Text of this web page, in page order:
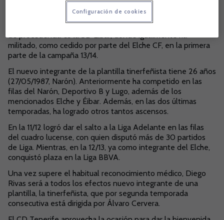
Diego Rivas se convertirá en nuevo guardameta del CD
Tenerife. El futbolista gallego militará como cedido en el
conjunto blanquiazul hasta el próximo 30 de junio. Su club
de procedencia es la SD Éibar, donde igualmente ha
militado, como cedido por parte del Elche CF, en la primera
parte de la campaña 13/14.
El nuevo integrante de la plantilla tinerfeñista tiene 26 años
(27/05/1987, Narón). Anteriormente ha competido en las
filas del Narón, Deportivo B y Lugo, además de los
mencionados Elche y Éibar. Además, en las dos últimas
temporadas, ha logrado otros tantos ascensos.
En la 11/12 logró dar el salto a la Liga Adelante en las filas
del cuadro lucense, con quien disputó más de 30 partidos
de Liga. Mientras, en la 12/13, ya como integrante del Elche,
conquistó plaza en la Liga BBVA.
Una vez supere el habitual reconocimiento médico, Diego
Rivas será a todos los efectos nuevo integrante de una
plantilla, la tinerfeñista, que por segunda temporada
consecutiva está dirigida por Álvaro Cervera.
Configuración de cookies